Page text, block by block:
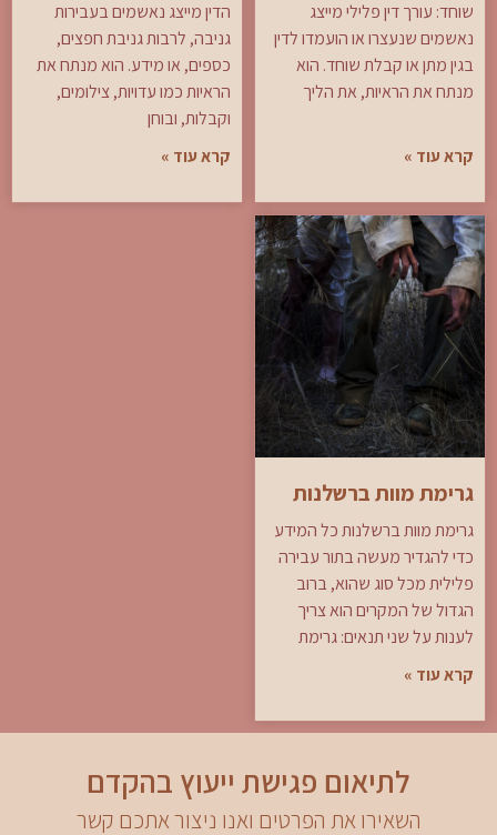
שוחד: עורך דין פלילי מייצג
נאשמים שנעצרו או הועמדו לדין
בגין מתן או קבלת שוחד. הוא
מנתח את הראיות, את הליך
קרא עוד »
הדין מייצג נאשמים בעבירות
גניבה, לרבות גניבת חפצים,
כספים, או מידע. הוא מנתח את
הראיות כמו עדויות, צילומים,
וקבלות, ובוחן
קרא עוד »
גרימת מוות ברשלנות
גרימת מוות ברשלנות כל המידע
כדי להגדיר מעשה בתור עבירה
פלילית מכל סוג שהוא, ברוב
הגדול של המקרים הוא צריך
לענות על שני תנאים: גרימת
קרא עוד »
לתיאום פגישת ייעוץ בהקדם
השאירו את הפרטים ואנו ניצור אתכם קשר